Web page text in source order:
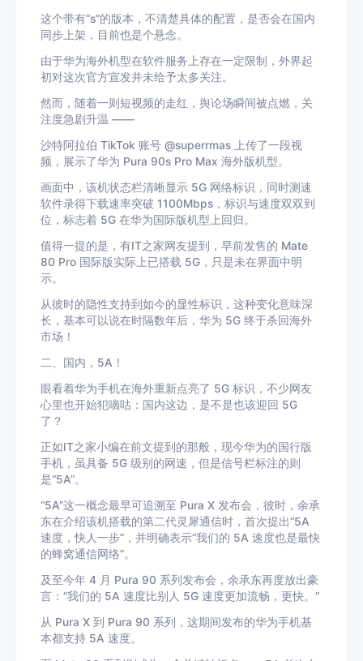
这个带有“s”的版本，不清楚具体的配置，是否会在国内
同步上架，目前也是个悬念。
由于华为海外机型在软件服务上存在一定限制，外界起
初对这次官方宣发并未给予太多关注。
然而，随着一则短视频的走红，舆论场瞬间被点燃，关
注度急剧升温 ——
沙特阿拉伯 TikTok 账号 @superrmas 上传了一段视
频，展示了华为 Pura 90s Pro Max 海外版机型。
画面中，该机状态栏清晰显示 5G 网络标识，同时测速
软件录得下载速率突破 1100Mbps，标识与速度双双到
位，标志着 5G 在华为国际版机型上回归。
值得一提的是，有IT之家网友提到，早前发售的 Mate
80 Pro 国际版实际上已搭载 5G，只是未在界面中明
示。
从彼时的隐性支持到如今的显性标识，这种变化意味深
长，基本可以说在时隔数年后，华为 5G 终于杀回海外
市场！
二、国内，5A！
眼看着华为手机在海外重新点亮了 5G 标识，不少网友
心里也开始犯嘀咕：国内这边，是不是也该迎回 5G
了？
正如IT之家小编在前文提到的那般，现今华为的国行版
手机，虽具备 5G 级别的网速，但是信号栏标注的则
是“5A”。
“5A”这一概念最早可追溯至 Pura X 发布会，彼时，余承
东在介绍该机搭载的第二代灵犀通信时，首次提出“5A
速度，快人一步”，并明确表示“我们的 5A 速度也是最快
的蜂窝通信网络”。
及至今年 4 月 Pura 90 系列发布会，余承东再度放出豪
言：“我们的 5A 速度比别人 5G 速度更加流畅，更快。”
从 Pura X 到 Pura 90 系列，这期间发布的华为手机基
本都支持 5A 速度。